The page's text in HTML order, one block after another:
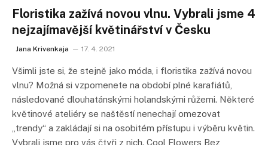
Floristika zažívá novou vlnu. Vybrali jsme 4
nejzajímavější květinářství v Česku
Jana Krivenkaja 17. 4. 2021
Všimli jste si, že stejně jako móda, i floristika zažívá novou
vlnu? Možná si vzpomenete na období plné karafiátů,
následované dlouhatánskými holandskými růžemi. Některé
květinové ateliéry se naštěstí nenechají omezovat
„trendy“ a zakládají si na osobitém přístupu i výběru květin.
Vybrali jsme pro vás čtyři z nich. Cool Flowers Bez